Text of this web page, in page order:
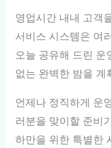
영업시간 내내 고객
서비스 시스템은 여
오늘 공유해 드린 운
없는 완벽한 밤을 계
언제나 정직하게 운
러분을 맞이할 준비
하만을 위한 특별한